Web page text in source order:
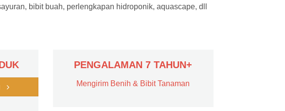
bibit buah, perlengkapan hidroponik, aquascape, dll
PENGALAMAN 7 TAHUN+
Mengirim Benih & Bibit Tanaman